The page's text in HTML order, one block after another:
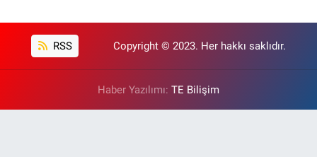
RSS Copyright © 2023. Her hakkı saklıdır.
Haber Yazılımı: TE Bilişim